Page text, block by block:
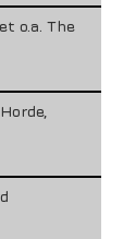
o.a. The